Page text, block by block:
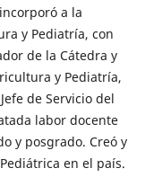
a la
y Pediatría, con
de la Cátedra y
y Pediatría,
de Servicio del
labor docente
y posgrado. Creó y
en el país.